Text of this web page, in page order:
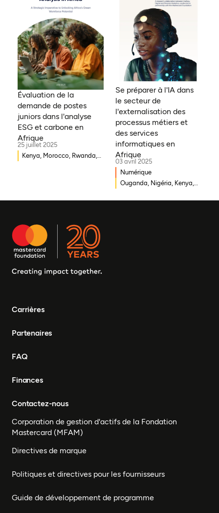
Zambie, Ouganda, Côte
Erythrée, Gambie, Eswatini,
République démocratique
du Congo, Tanzanie,
Nigéria, Zimbabwe, Sud
Soudan, Afrique du Sud,
Cameroun, Éthiopie, Niger,
Morocco, Malawi, Tchad,
Syrie, Mali, Togo, Somalie
Évaluation de la
demande de postes
juniors dans l'analyse
ESG et carbone en
Afrique
25 juillet 2025
Kenya, Morocco, Rwanda,
du Congo, Malawi, Gambie,
d'Ivoire, Zambie, Syrie,
Tchad, Eswatini, Zimbabwe,
Tanzanie, Sud Soudan,
Afrique du Sud, Guinée-
Bénin, Togo
Se préparer à l'IA dans
le secteur de
l'externalisation des
processus métiers et
des services
informatiques en
Afrique
03 avril 2025
Numérique
Ouganda, Nigéria, Kenya,
Carrières
Partenaires
FAQ
Finances
Contactez-nous
Corporation de gestion d'actifs de la Fondation
Mastercard (MFAM)
Directives de marque
Politiques et directives pour les fournisseurs
Guide de développement de programme